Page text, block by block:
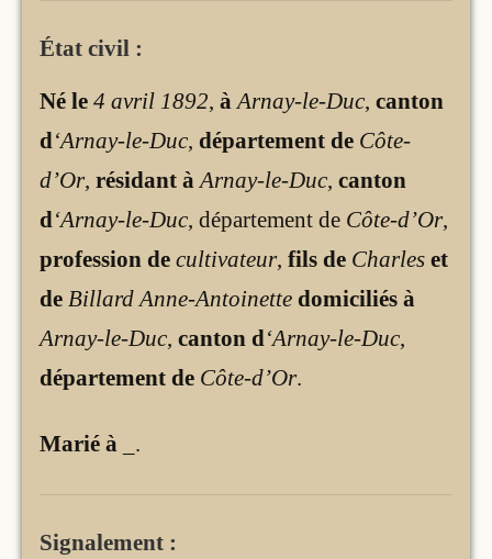
État civil :
Né le 4 avril 1892, à Arnay-le-Duc, canton
d‘Arnay-le-Duc, département de Côte-
d’Or, résidant à Arnay-le-Duc, canton
d‘Arnay-le-Duc, département de Côte-d’Or,
profession de cultivateur, fils de Charles et
de Billard Anne-Antoinette domiciliés à
Arnay-le-Duc, canton d‘Arnay-le-Duc,
département de Côte-d’Or.
Marié à .
Signalement :